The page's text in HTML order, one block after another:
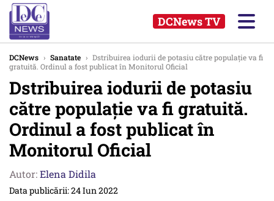
DCNews TV
DCNews › Sanatate › Dstribuirea iodurii de potasiu către populație va fi
gratuită. Ordinul a fost publicat în Monitorul Oficial
Dstribuirea iodurii de potasiu
către populație va fi gratuită.
Ordinul a fost publicat în
Monitorul Oficial
Autor:Elena Didila
Data publicării: 24 Iun 2022